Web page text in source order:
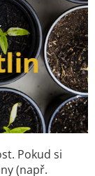
Pokud si
(např.